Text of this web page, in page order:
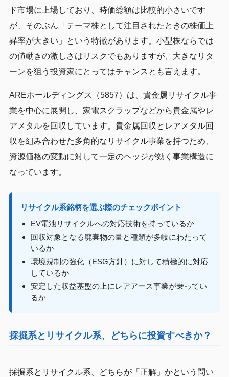
ド市場に上場しており、時価総額は比較的小さいです
が、そのぶん「テーマ株として注目されたときの株価上
昇率が大きい」という特徴があります。小型株ならでは
の値動きの激しさはリスクでもありますが、大きなリタ
ーンを狙う投資家にとってはチャンスとも言えます。
AREホールディングス（5857）は、貴金属リサイクル事
業を中心に展開し、家電スクラップなどから貴金属やレ
アメタルを回収しています。貴金属回収とレアメタル回
収を組み合わせた多角的なリサイクル事業を持つため、
資源価格の変動に対して一定のヘッジが効く事業構造に
なっています。
リサイクル系銘柄を選ぶ際のチェックポイント
EV電池リサイクルへの対応技術を持っているか
回収対象となる廃棄物の量と種類が多岐にわたって
いるか
環境規制の強化（ESG方針）に対して積極的に対応
しているか
安定した収益基盤の上にレアアース事業が乗ってい
るか
採掘系とリサイクル系、どちらに投資すべきか？
採掘系とリサイクル系、どちらが「正解」かという問い